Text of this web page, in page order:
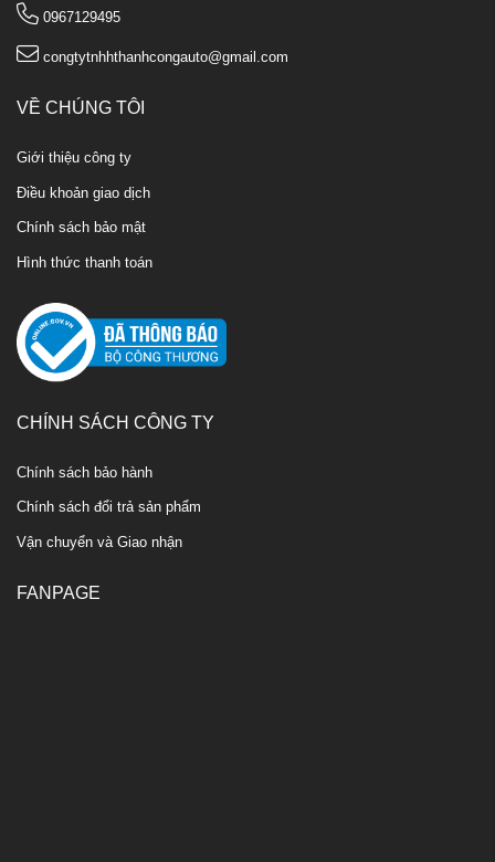
0967129495
congtytnhhthanhcongauto@gmail.com
VỀ CHÚNG TÔI
Giới thiệu công ty
Điều khoản giao dịch
Chính sách bảo mật
Hình thức thanh toán
CHÍNH SÁCH CÔNG TY
Chính sách bảo hành
Chính sách đổi trả sản phẩm
Vận chuyển và Giao nhận
FANPAGE